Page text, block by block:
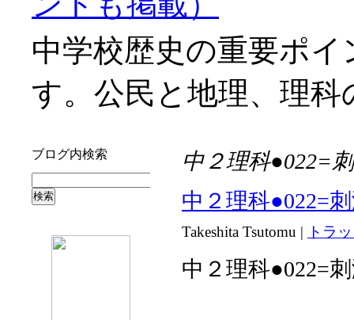
中学校歴史の重要ポ
す。公民と地理、理
中２理科●022=
中２理科●022=
Takeshita Tsutomu | トラ
中２理科●022=
ブログ内検索